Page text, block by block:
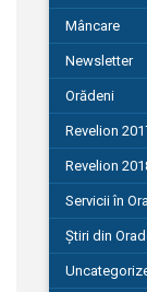
Mâncare
Newsletter
Orădeni
Revelion
Revelion
Servicii în
Știri din